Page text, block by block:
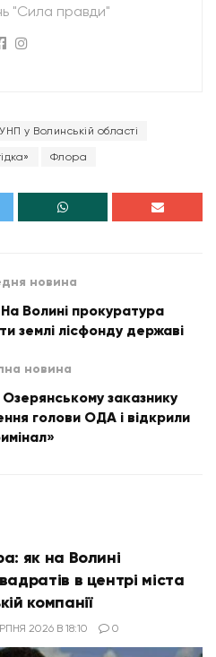
"Сила правди"
у Волинській області
Флора
новина
Волині прокуратура
землі лісфонду державі
новина
заказнику
голови ОДА і відкрили
як на Волині
в центрі міста
компанії
2026 В 18:10 0